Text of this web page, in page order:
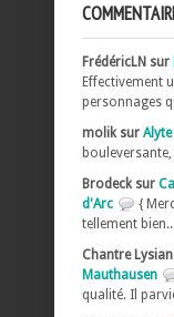
FrédéricLN sur
Effectivement
personnages
molik sur Alyte
Brodeck sur
d'Arc
{
tellement
Chantre
Mauthausen
qualité. Il